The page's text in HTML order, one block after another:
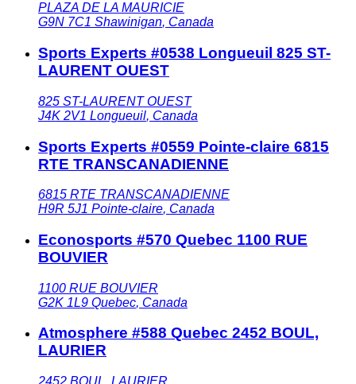
PLAZA DE LA MAURICIE
G9N 7C1 Shawinigan, Canada
Sports Experts #0538 Longueuil 825 ST-
LAURENT OUEST
825 ST-LAURENT OUEST
J4K 2V1 Longueuil, Canada
Sports Experts #0559 Pointe-claire 6815
RTE TRANSCANADIENNE
6815 RTE TRANSCANADIENNE
H9R 5J1 Pointe-claire, Canada
Econosports #570 Quebec 1100 RUE
BOUVIER
1100 RUE BOUVIER
G2K 1L9 Quebec, Canada
Atmosphere #588 Quebec 2452 BOUL,
LAURIER